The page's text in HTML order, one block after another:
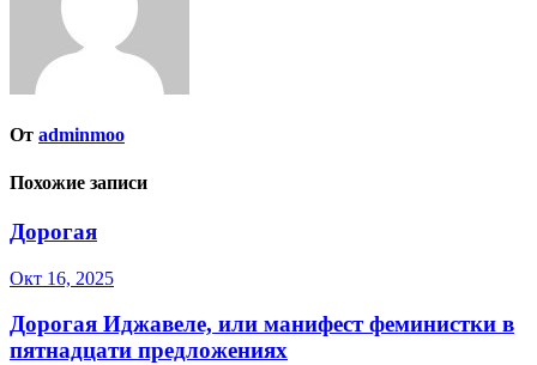
От adminmoo
Похожие записи
Дорогая
Окт 16, 2025
Дорогая Иджавеле, или манифест феминистки в
пятнадцати предложениях